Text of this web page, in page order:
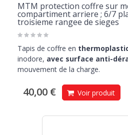
MTM protection coffre sur
compartiment arriere ; 6/7
troisieme rangee de sieges
Tapis de coffre en
inodore, avec surface anti-
mouvement de la charge.
40,00 € Voir produit